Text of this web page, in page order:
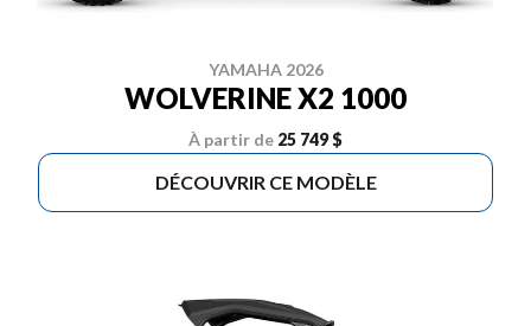
YAMAHA 2026
WOLVERINE X2 1000
À partir de 25 749 $
DÉCOUVRIR CE MODÈLE